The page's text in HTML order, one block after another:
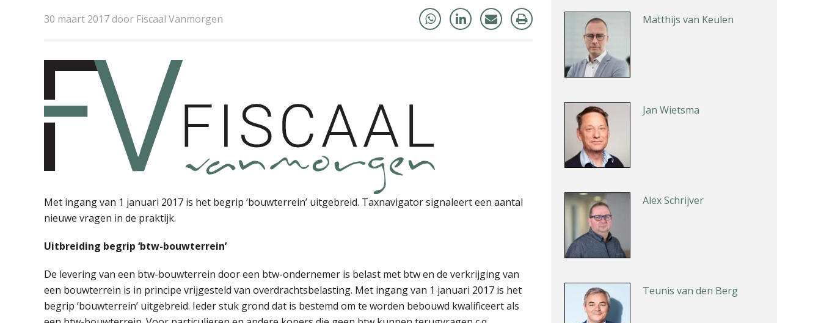
30 maart 2017 door Fiscaal Vanmorgen
Met ingang van 1 januari 2017 is het begrip ‘bouwterrein’ uitgebreid. Taxnavigator signaleert een aantal
nieuwe vragen in de praktijk.
Uitbreiding begrip ‘btw-bouwterrein’
De levering van een btw-bouwterrein door een btw-ondernemer is belast met btw en de verkrijging van
een bouwterrein is in principe vrijgesteld van overdrachtsbelasting. Met ingang van 1 januari 2017 is het
begrip ‘bouwterrein’ uitgebreid. Ieder stuk grond dat is bestemd om te worden bebouwd kwalificeert als
Matthijs van Keulen
Jan Wietsma
Alex Schrijver
Teunis van den Berg